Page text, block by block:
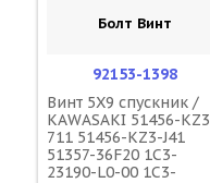
Болт Винт
92153-1398
Винт 5X9 спускник /
KAWASAKI 51456-
711 51456-KZ3-J41
51357-36F20 1C3-
23190-L0-00 1C3-